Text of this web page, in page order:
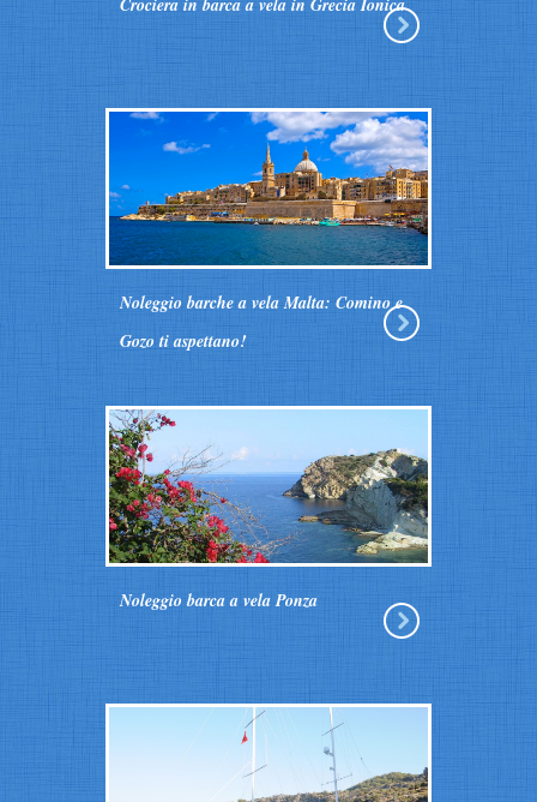
Noleggio barche a vela Malta: Comino e
Gozo ti aspettano!
Noleggio barca a vela Ponza